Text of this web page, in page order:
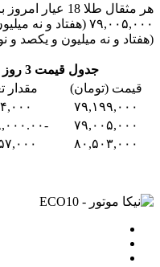
(هفتاد و نه میلیون و یکصد و
جدول قیمت 3 روز اخیر هر مثقال طلا 18 عیار
قیمت (تومان)
مقدار
۷۹,۱۹۹,۰۰۰
۷۹,۰۰۵,۰۰۰
-۱,۴۹۸,۰۰۰.۰۰
۸۰,۵۰۳,۰۰۰